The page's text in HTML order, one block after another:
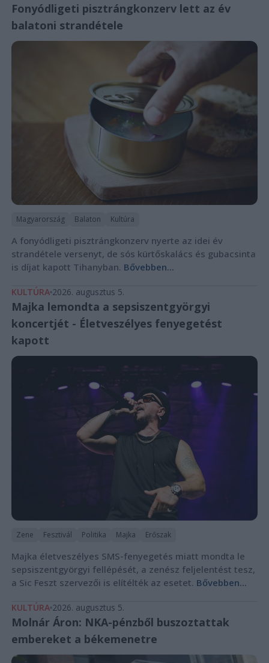
Fonyódligeti pisztrángkonzerv lett az év
balatoni strandétele
Magyarország Balaton Kultúra
A fonyódligeti pisztrángkonzerv nyerte az idei év
strandétele versenyt, de sós kürtőskalács és gubacsinta
is díjat kapott Tihanyban. Bővebben...
KULTÚRA 2026. augusztus 5.
Majka lemondta a sepsiszentgyörgyi
koncertjét - Életveszélyes fenyegetést
kapott
Zene Fesztivál Politika Majka Erőszak
Majka életveszélyes SMS-fenyegetés miatt mondta le
sepsiszentgyörgyi fellépését, a zenész feljelentést tesz,
a Sic Feszt szervezői is elítélték az esetet. Bővebben...
KULTÚRA 2026. augusztus 5.
Molnár Áron: NKA-pénzből buszoztattak
embereket a békemenetre